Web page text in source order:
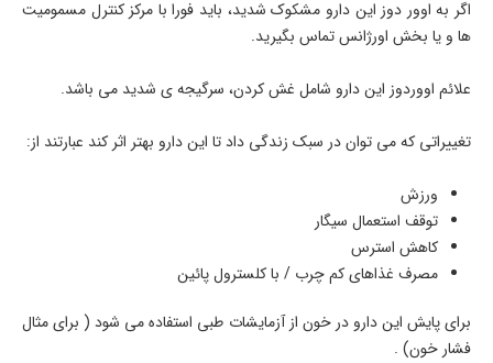
اگر به اوور دوز این دارو مشکوک شدید، باید فورا با مرکز کنترل مسمومیت
ها و یا بخش اورژانس تماس بگیرید.
علائم اووردوز این دارو شامل غش کردن، سرگیجه ی شدید می باشد.
تغییراتی که می توان در سبک زندگی داد تا این دارو بهتر اثر کند عبارتند از:
ورزش
توقف استعمال سیگار
کاهش استرس
مصرف غذاهای کم چرب / با کلسترول پائین
برای پایش این دارو در خون از آزمایشات طبی استفاده می شود ( برای مثال
فشار خون) .